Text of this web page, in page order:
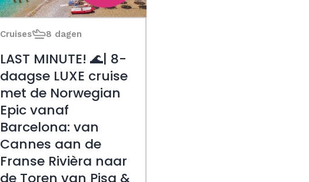
Cruises 8 dagen
LAST MINUTE! 🌊| 8-
daagse LUXE cruise
met de Norwegian
Epic vanaf
Barcelona: van
Cannes aan de
Franse Rivièra naar
de Toren van Pisa &